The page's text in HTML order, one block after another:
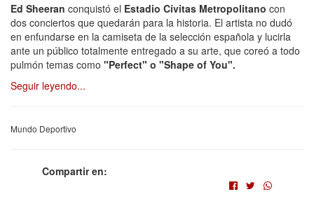
Ed Sheeran conquistó el Estadio Cívitas Metropolitano con
dos conciertos que quedarán para la historia. El artista no dudó
en enfundarse en la camiseta de la selección española y lucirla
ante un público totalmente entregado a su arte, que coreó a todo
pulmón temas como "Perfect" o "Shape of You".
Seguir leyendo...
Mundo Deportivo
Compartir en: